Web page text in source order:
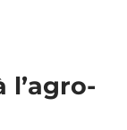
l’agro-